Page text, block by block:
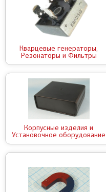
Кварцевые генераторы,
Резонаторы и Фильтры
Корпусные изделия и
Установочное оборудование